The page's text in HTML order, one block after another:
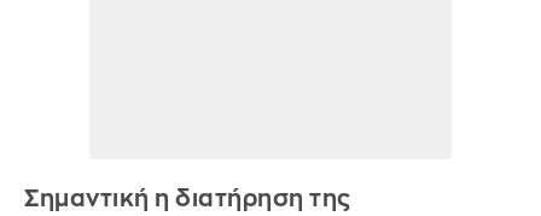
Σημαντική η διατήρηση της